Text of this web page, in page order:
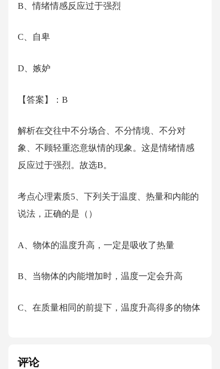
B、情绪情感反应过于强烈
C、自卑
D、嫉妒
【答案】：B
解析在交往中不分场合、不分情境、不分对
象、不顾轻重恣意纵情的现象。这是情绪情感
反应过于强烈。故选B。
考点心理素质5、下列关于温度、热量和内能的
说法，正确的是（）
A、物体的温度升高，一定是吸收了热量
B、当物体的内能增加时，温度一定会升高
C、在质量相同的前提下，温度升高得多的物体
D、当物体的内能减小时，一定是放出了热量
评论